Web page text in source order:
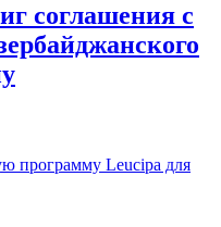
соглашения с